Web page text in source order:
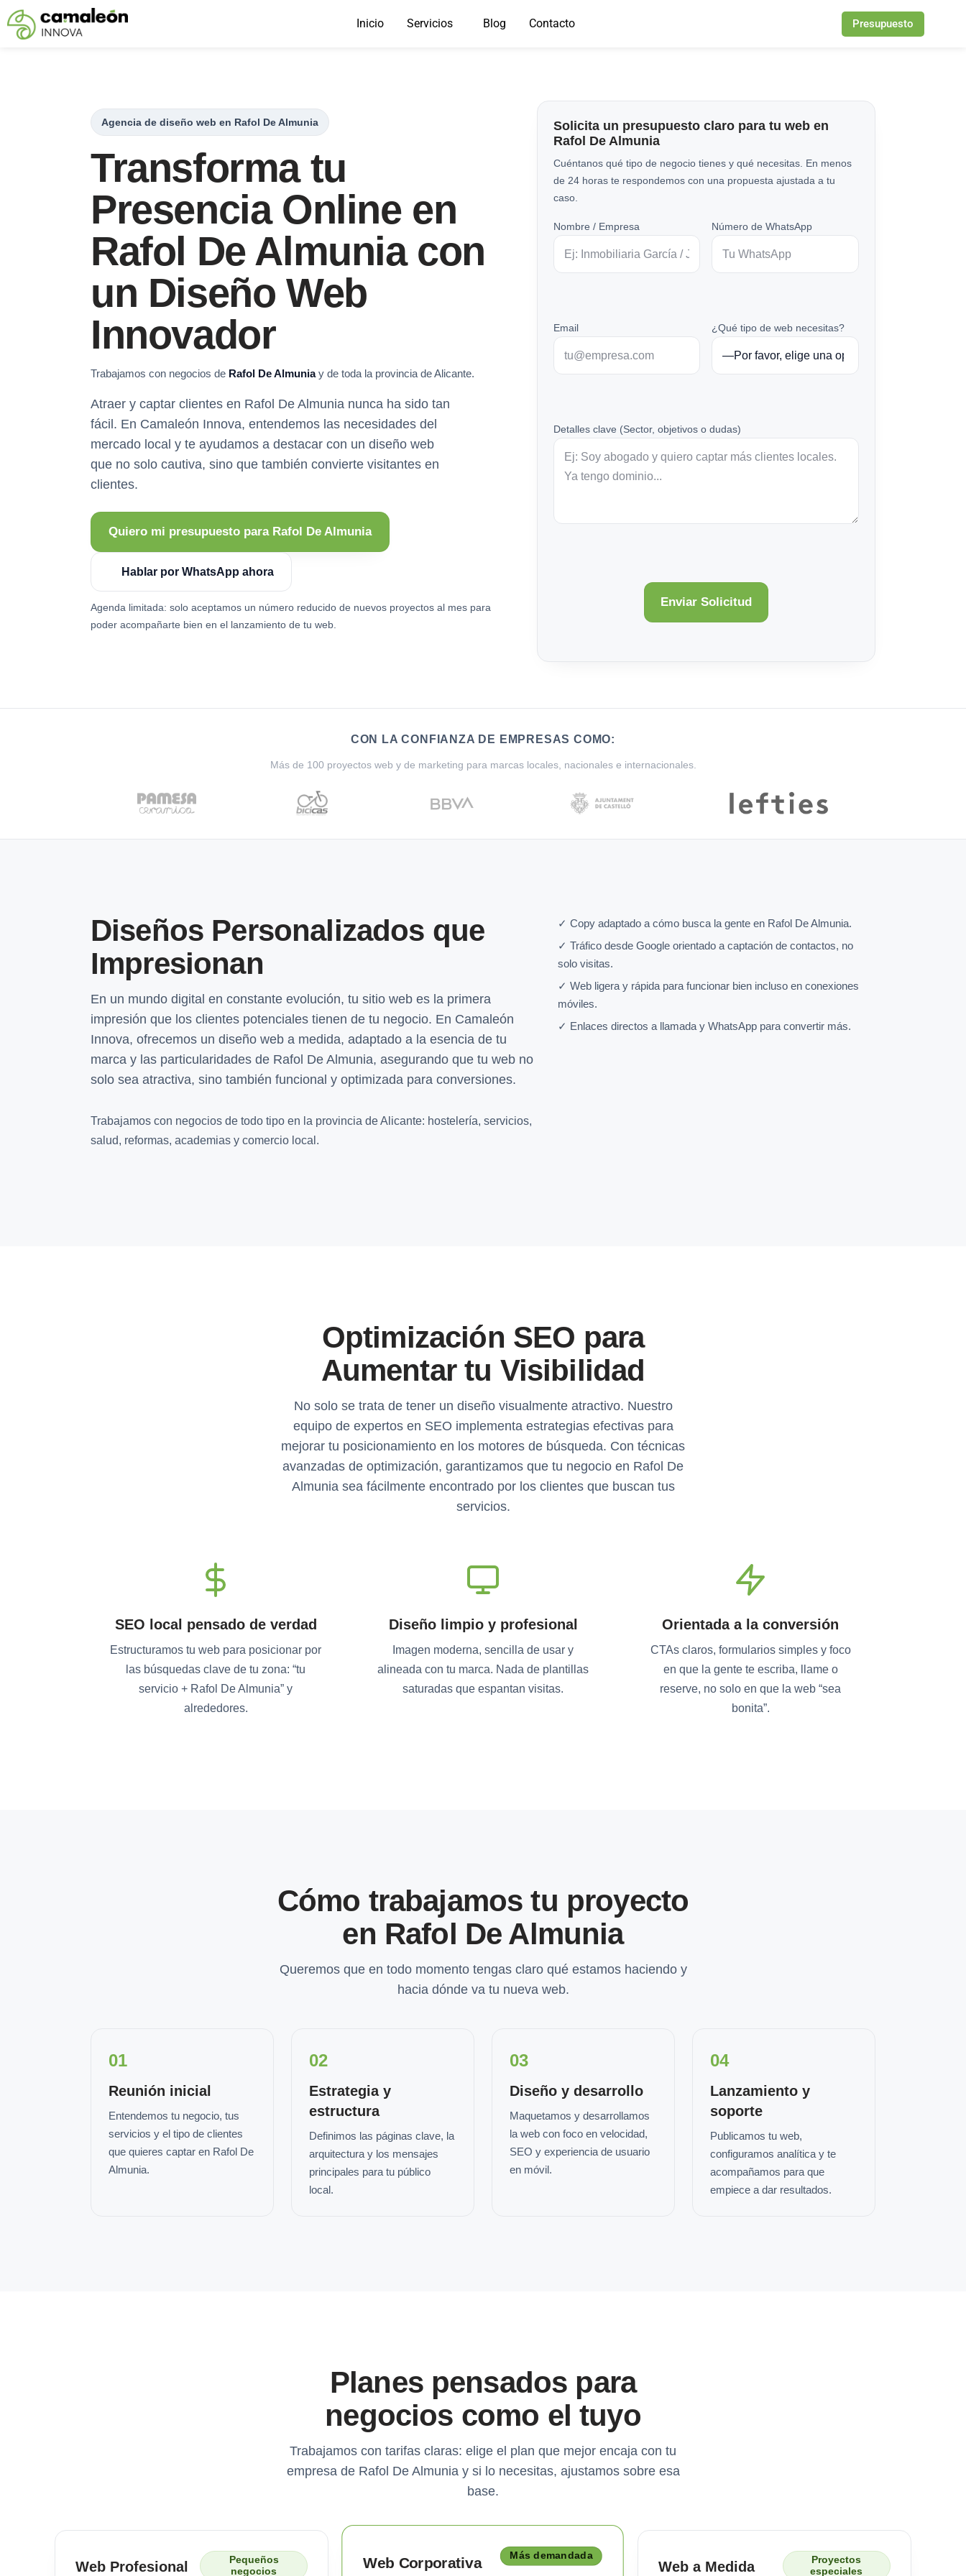
Saltar
Inicio Servicios Blog Contacto Presupuesto
Agencia de diseño web en Rafol De Almunia
Transforma tu
Presencia Online en
Rafol De Almunia con
un Diseño Web
Innovador
Trabajamos con negocios de Rafol De Almuniay de toda la provincia de Alicante.
Atraer y captar clientes en Rafol De Almunia nunca ha sido tan
fácil. En Camaleón Innova, entendemos las necesidades del
mercado local y te ayudamos a destacar con un diseño web
que no solo cautiva, sino que también convierte visitantes en
clientes.
Quiero mi presupuesto para Rafol De Almunia
Hablar por WhatsApp ahora
Agenda limitada: solo aceptamos un número reducido de nuevos proyectos al mes para
poder acompañarte bien en el lanzamiento de tu web.
Solicita un presupuesto claro para tu web en
Rafol De Almunia
Cuéntanos qué tipo de negocio tienes y qué necesitas. En menos
de 24 horas te respondemos con una propuesta ajustada a tu
caso.
Nombre / Empresa Número de WhatsApp
Email ¿Qué tipo de web necesitas?
Detalles clave (Sector, objetivos o dudas)
CON LA CONFIANZA DE EMPRESAS COMO:
Más de 100 proyectos web y de marketing para marcas locales, nacionales e internacionales.
Diseños Personalizados que
Impresionan
En un mundo digital en constante evolución, tu sitio web es la primera
impresión que los clientes potenciales tienen de tu negocio. En Camaleón
Innova, ofrecemos un diseño web a medida, adaptado a la esencia de tu
marca y las particularidades de Rafol De Almunia, asegurando que tu web no
solo sea atractiva, sino también funcional y optimizada para conversiones.
Trabajamos con negocios de todo tipo en la provincia de Alicante: hostelería, servicios,
salud, reformas, academias y comercio local.
✓ Copy adaptado a cómo busca la gente en Rafol De Almunia.
✓ Tráfico desde Google orientado a captación de contactos, no
solo visitas.
✓ Web ligera y rápida para funcionar bien incluso en conexiones
móviles.
✓ Enlaces directos a llamada y WhatsApp para convertir más.
Optimización SEO para
Aumentar tu Visibilidad
No solo se trata de tener un diseño visualmente atractivo. Nuestro
equipo de expertos en SEO implementa estrategias efectivas para
mejorar tu posicionamiento en los motores de búsqueda. Con técnicas
avanzadas de optimización, garantizamos que tu negocio en Rafol De
Almunia sea fácilmente encontrado por los clientes que buscan tus
servicios.
SEO local pensado de verdad
Estructuramos tu web para posicionar por
las búsquedas clave de tu zona: “tu
servicio + Rafol De Almunia” y
alrededores.
Diseño limpio y profesional
Imagen moderna, sencilla de usar y
alineada con tu marca. Nada de plantillas
saturadas que espantan visitas.
Orientada a la conversión
CTAs claros, formularios simples y foco
en que la gente te escriba, llame o
reserve, no solo en que la web “sea
bonita”.
Cómo trabajamos tu proyecto
en Rafol De Almunia
Queremos que en todo momento tengas claro qué estamos haciendo y
hacia dónde va tu nueva web.
01
Reunión inicial
Entendemos tu negocio, tus
servicios y el tipo de clientes
que quieres captar en Rafol De
Almunia.
02
Estrategia y
estructura
Definimos las páginas clave, la
arquitectura y los mensajes
principales para tu público
local.
03
Diseño y desarrollo
Maquetamos y desarrollamos
la web con foco en velocidad,
SEO y experiencia de usuario
en móvil.
04
Lanzamiento y
soporte
Publicamos tu web,
configuramos analítica y te
acompañamos para que
empiece a dar resultados.
Planes pensados para
negocios como el tuyo
Trabajamos con tarifas claras: elige el plan que mejor encaja con tu
empresa de Rafol De Almunia y si lo necesitas, ajustamos sobre esa
base.
Web Profesional
Pequeños
negocios
Web Corporativa Más demandada
Web a Medida
Proyectos
especiales